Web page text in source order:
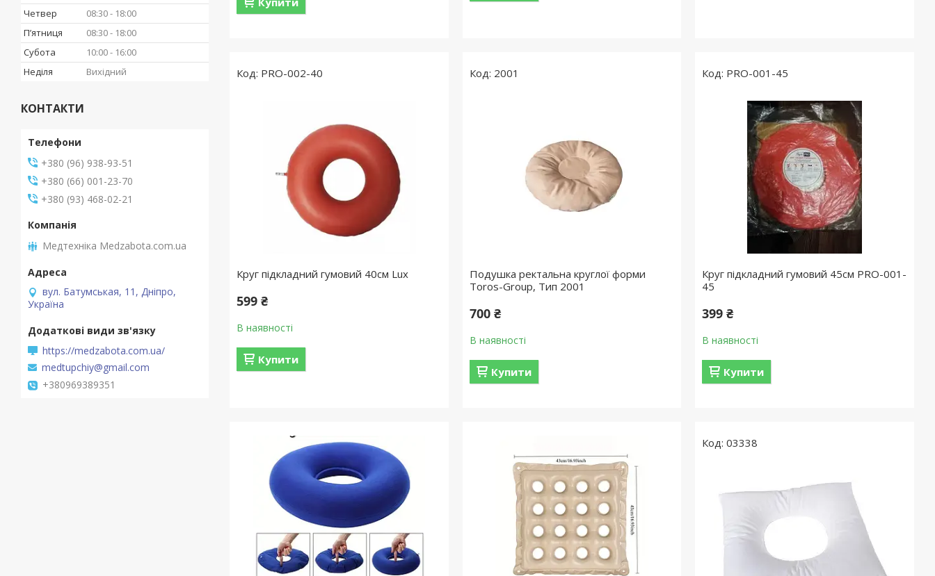
PRO-002-40
Круг підкладний гумовий 40см Lux
599 ₴
В наявності
Купити
2001
Подушка ректальна круглої форми
Toros-Group, Тип 2001
700 ₴
В наявності
Купити
PRO-001-45
Круг підкладний гумовий 45см PRO-001-
45
399 ₴
В наявності
Купити
03338
Четвер
08:30
18:00
Пʼятниця
08:30
18:00
Субота
10:00
16:00
Неділя
Вихідний
КОНТАКТИ
+380 (96) 938-93-51
+380 (66) 001-23-70
+380 (93) 468-02-21
Медтехніка Medzabota.com.ua
вул. Батумськая, 11, Дніпро,
Україна
https://medzabota.com.ua/
medtupchiy@gmail.com
+380969389351